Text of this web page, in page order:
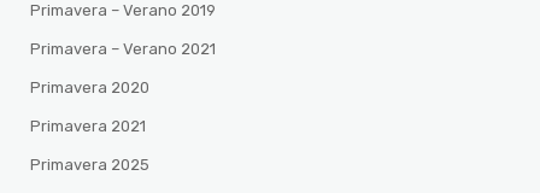
Primavera – Verano 2019
Primavera – Verano 2021
Primavera 2020
Primavera 2021
Primavera 2025